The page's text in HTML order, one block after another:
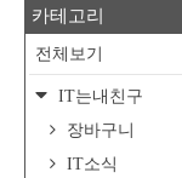
카테고리
전체보기
IT는내친구
장바구니
IT소식